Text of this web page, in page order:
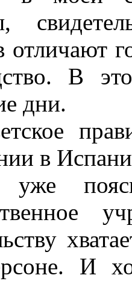
отличают
В
дни.
в
И